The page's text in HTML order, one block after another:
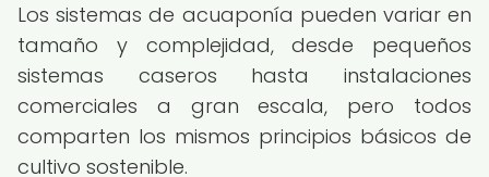
Los sistemas de acuaponía pueden variar en
tamaño y complejidad, desde pequeños
sistemas caseros hasta instalaciones
comerciales a gran escala, pero todos
comparten los mismos principios básicos de
cultivo sostenible.